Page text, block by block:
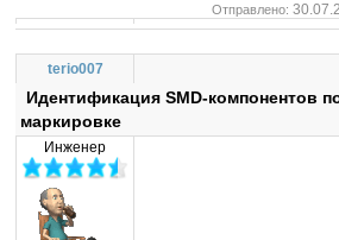
Отправлено:
terio007
Идентификация SMD-компонентов
маркировке
Инженер